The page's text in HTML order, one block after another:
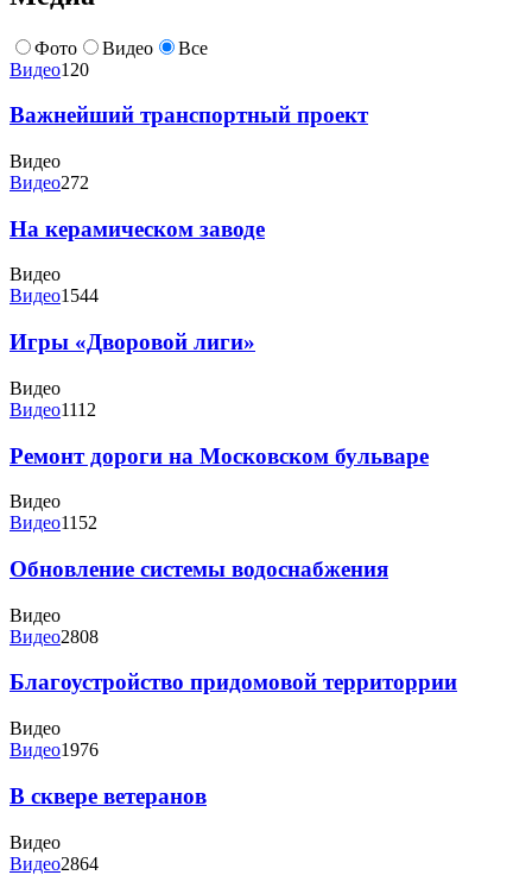
Фото Видео
Все
Видео120
Важнейший транспортный проект
Видео
Видео272
На керамическом заводе
Видео
Видео1544
Игры «Дворовой лиги»
Видео
Видео1112
Ремонт дороги на Московском бульваре
Видео
Видео1152
Обновление системы водоснабжения
Видео
Видео2808
Благоустройство придомовой территоррии
Видео
Видео1976
В сквере ветеранов
Видео
Видео2864